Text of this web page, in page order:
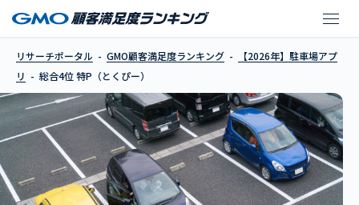
リサーチポータル GMO顧客満足度ランキング
【2026年】駐車場アプ
リ
総合4位 特P（とくぴー）